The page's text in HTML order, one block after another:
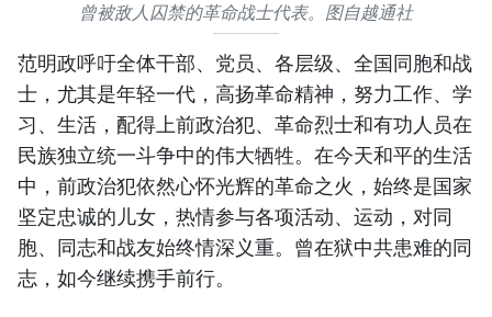
曾被敌人囚禁的革命战士代表。图自越通社
范明政呼吁全体干部、党员、各层级、全国同胞和战
士，尤其是年轻一代，高扬革命精神，努力工作、学
习、生活，配得上前政治犯、革命烈士和有功人员在
民族独立统一斗争中的伟大牺牲。在今天和平的生活
中，前政治犯依然心怀光辉的革命之火，始终是国家
坚定忠诚的儿女，热情参与各项活动、运动，对同
胞、同志和战友始终情深义重。曾在狱中共患难的同
志，如今继续携手前行。